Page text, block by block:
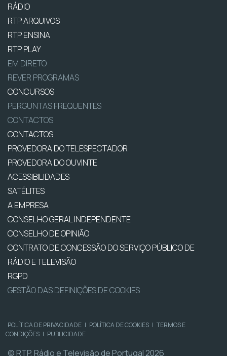
RÁDIO
RTP ARQUIVOS
RTP ENSINA
RTP PLAY
EM DIRETO
REVER PROGRAMAS
CONCURSOS
PERGUNTAS FREQUENTES
CONTACTOS
CONTACTOS
PROVEDORA DO TELESPECTADOR
PROVEDORA DO OUVINTE
ACESSIBILIDADES
SATÉLITES
A EMPRESA
CONSELHO GERAL INDEPENDENTE
CONSELHO DE OPINIÃO
CONTRATO DE CONCESSÃO DO SERVIÇO PÚBLICO DE
RÁDIO E TELEVISÃO
RGPD
GESTÃO DAS DEFINIÇÕES DE COOKIES
POLÍTICA DE PRIVACIDADE | POLÍTICA DE COOKIES | TERMOS E
CONDIÇÕES | PUBLICIDADE
© RTP, Rádio e Televisão de Portugal 2026